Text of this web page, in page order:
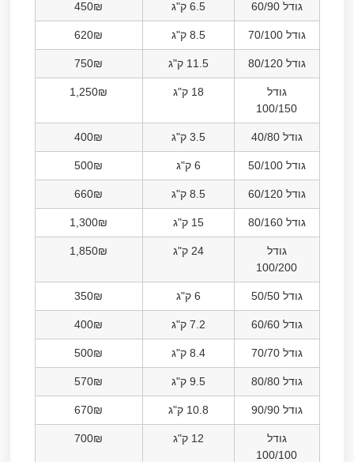
גודל 60/90 6.5 ק"ג 450₪
גודל 70/100 8.5 ק"ג 620₪
גודל 80/120 11.5 ק"ג 750₪
גודל
100/150
18 ק"ג 1,250₪
גודל 40/80 3.5 ק"ג 400₪
גודל 50/100 6 ק"ג 500₪
גודל 60/120 8.5 ק"ג 660₪
גודל 80/160 15 ק"ג 1,300₪
גודל
100/200
24 ק"ג 1,850₪
גודל 50/50 6 ק"ג 350₪
גודל 60/60 7.2 ק"ג 400₪
גודל 70/70 8.4 ק"ג 500₪
גודל 80/80 9.5 ק"ג 570₪
גודל 90/90 10.8 ק"ג 670₪
גודל
100/100
12 ק"ג 700₪